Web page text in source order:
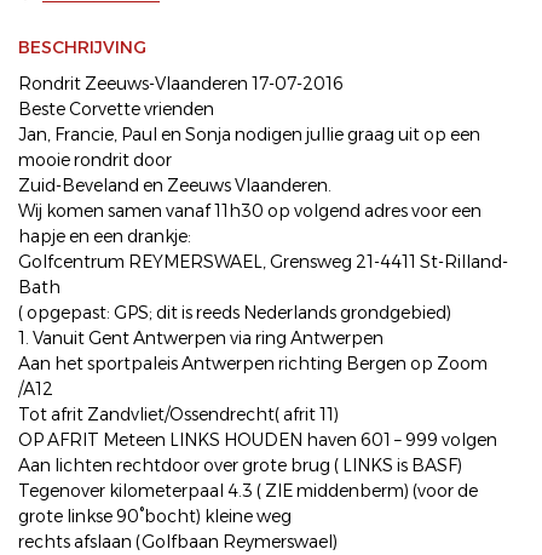
BESCHRIJVING
Rondrit Zeeuws-Vlaanderen 17-07-2016
Beste Corvette vrienden
Jan, Francie, Paul en Sonja nodigen jullie graag uit op een
mooie rondrit door
Zuid-Beveland en Zeeuws Vlaanderen.
Wij komen samen vanaf 11h30 op volgend adres voor een
hapje en een drankje:
Golfcentrum REYMERSWAEL, Grensweg 21-4411 St-Rilland-
Bath
( opgepast: GPS; dit is reeds Nederlands grondgebied)
1. Vanuit Gent Antwerpen via ring Antwerpen
Aan het sportpaleis Antwerpen richting Bergen op Zoom
/A12
Tot afrit Zandvliet/Ossendrecht( afrit 11)
OP AFRIT Meteen LINKS HOUDEN haven 601 – 999 volgen
Aan lichten rechtdoor over grote brug ( LINKS is BASF)
Tegenover kilometerpaal 4.3 ( ZIE middenberm) (voor de
grote linkse 90°bocht) kleine weg
rechts afslaan (Golfbaan Reymerswael)